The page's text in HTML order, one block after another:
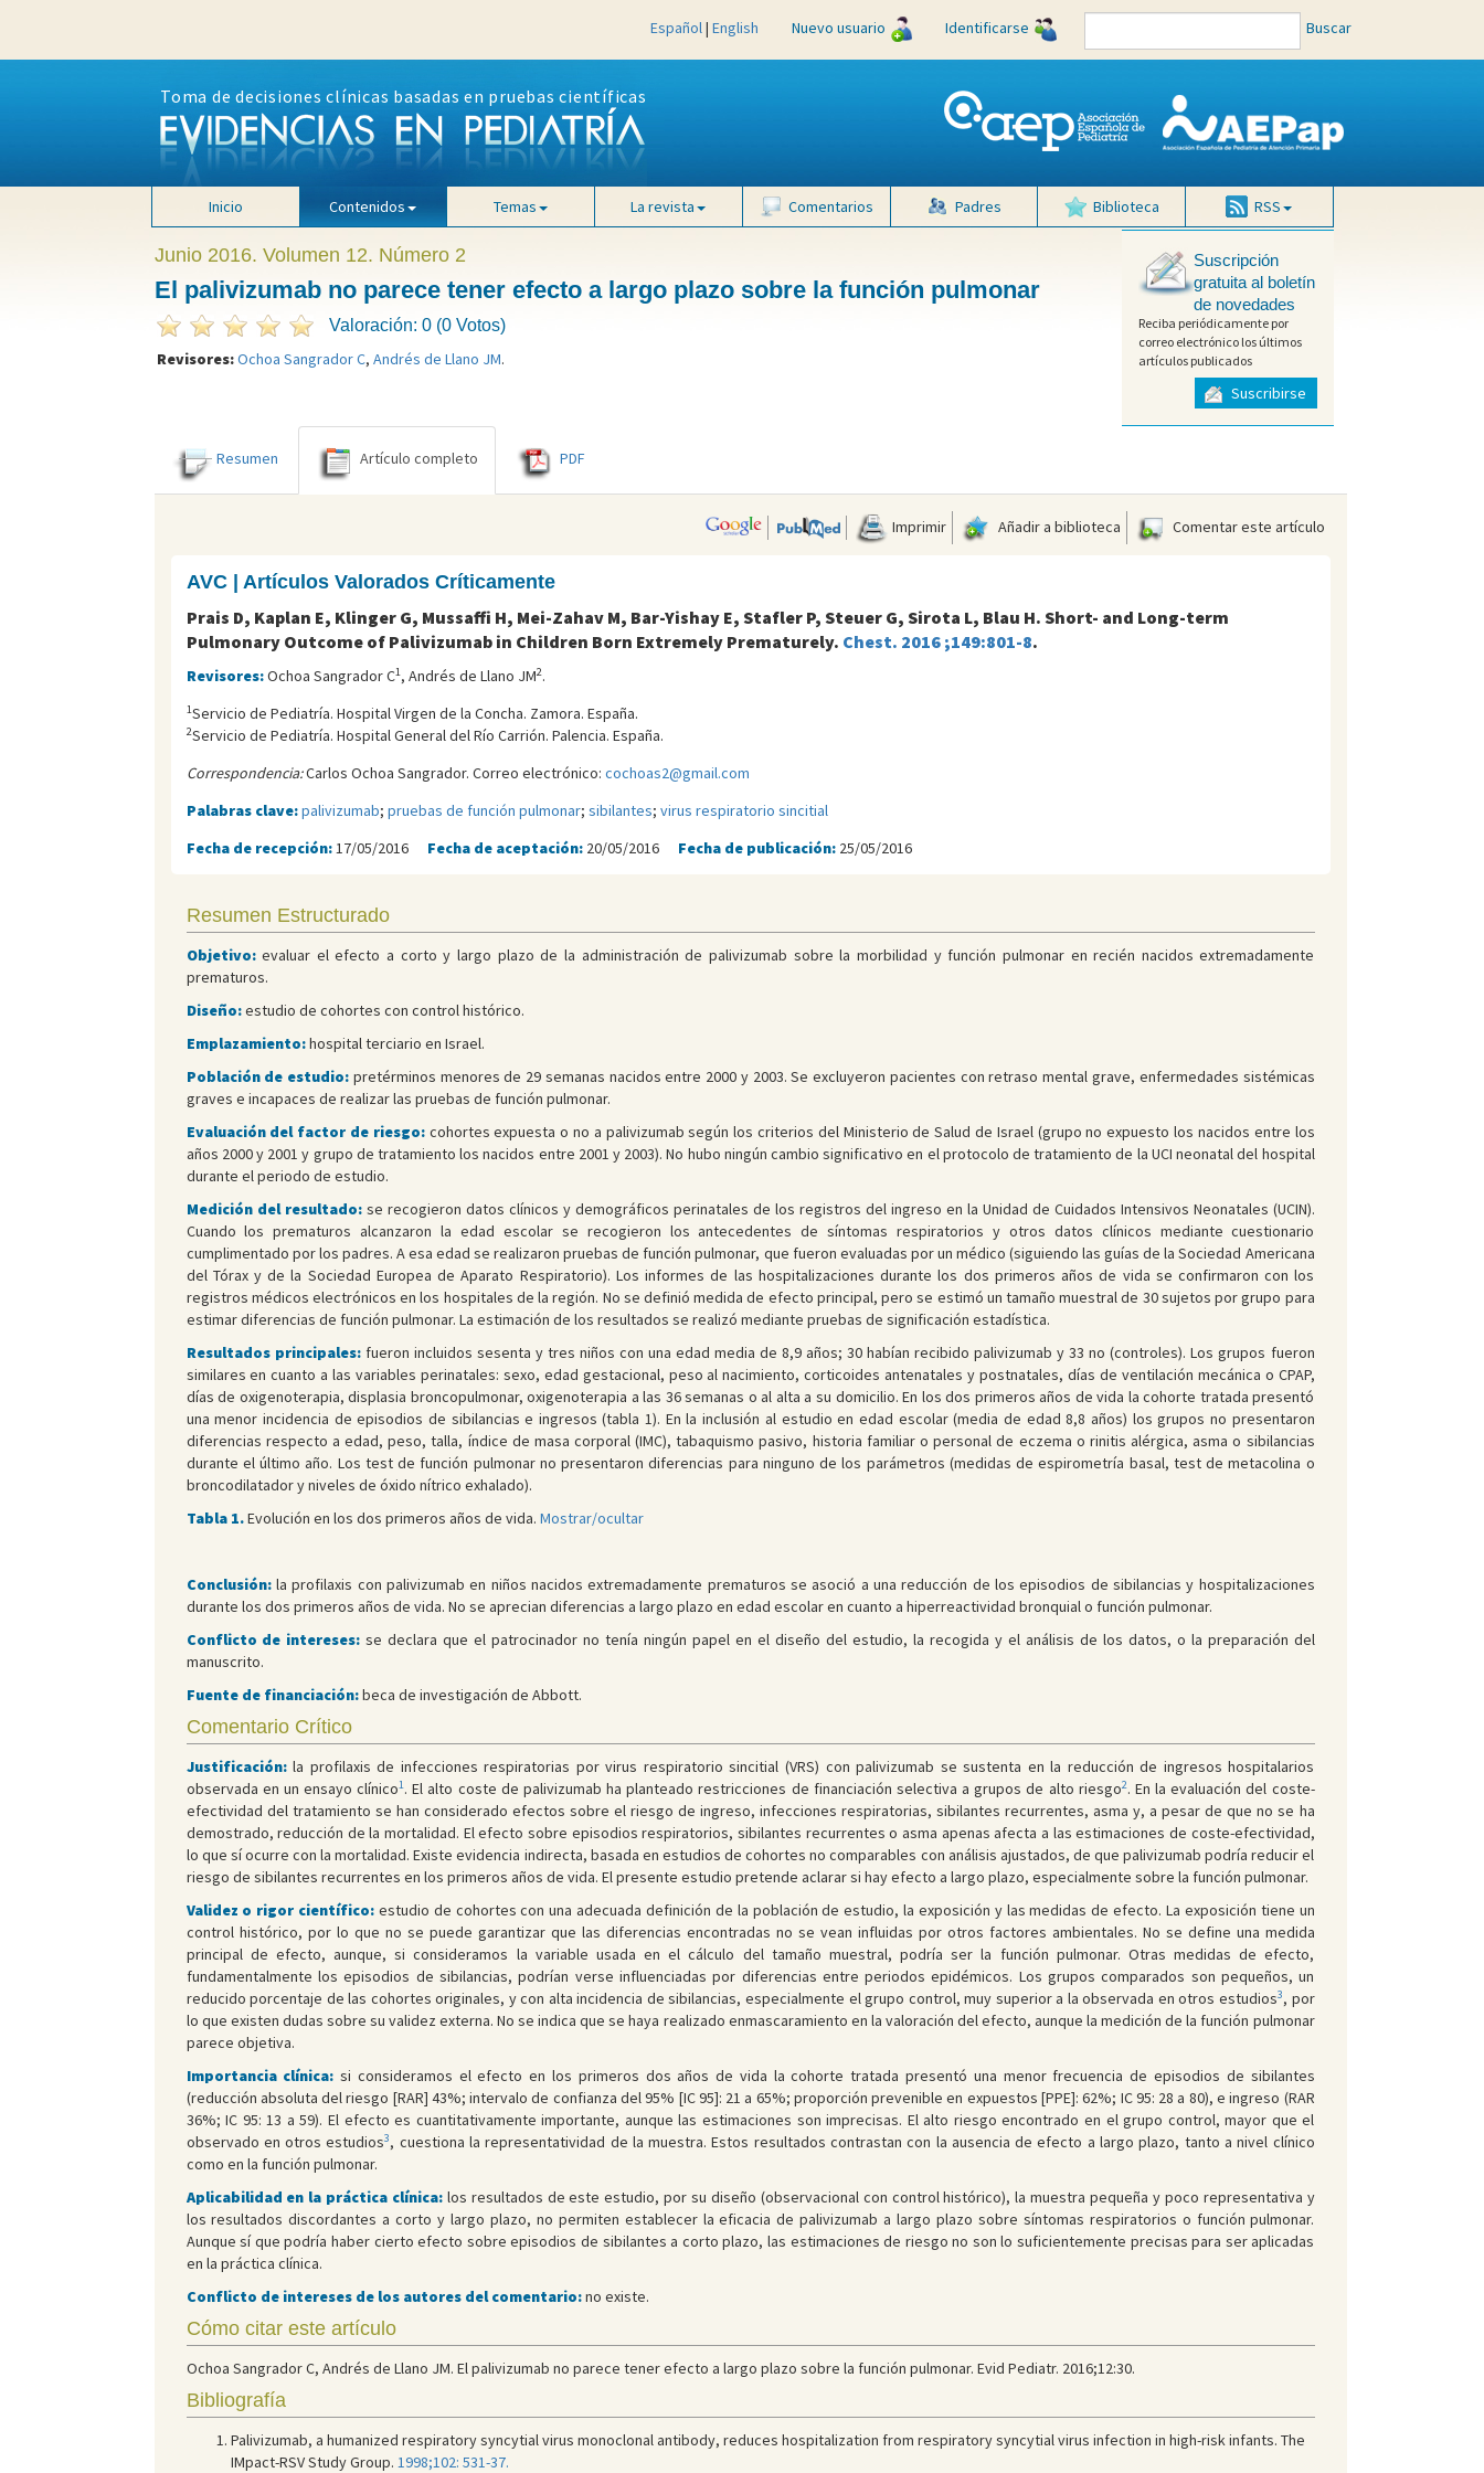
Español| English Nuevo usuario Identificarse Buscar
Toma de decisiones clínicas basadas en pruebas científicas
Inicio Contenidos Temas La revista Comentarios Padres Biblioteca RSS
Junio 2016. Volumen 12. Número 2
El palivizumab no parece tener efecto a largo plazo sobre la función pulmonar
Valoración: 0 (0 Votos)
Revisores:Ochoa Sangrador C, Andrés de Llano JM.
Suscripción
gratuita al boletín
de novedades
Reciba periódicamente por
correo electrónico los últimos
artículos publicados
Suscribirse
Resumen Artículo completo PDF
Imprimir Añadir a biblioteca Comentar este artículo
AVC | Artículos Valorados Críticamente
Prais D, Kaplan E, Klinger G, Mussaffi H, Mei-Zahav M, Bar-Yishay E, Stafler P, Steuer G, Sirota L, Blau H. Short- and Long-term
Pulmonary Outcome of Palivizumab in Children Born Extremely Prematurely. Chest. 2016 ;149:801-8.
Revisores:Ochoa Sangrador C1, Andrés de Llano JM2.
1Servicio de Pediatría. Hospital Virgen de la Concha. Zamora. España.
2Servicio de Pediatría. Hospital General del Río Carrión. Palencia. España.
Correspondencia:Carlos Ochoa Sangrador. Correo electrónico: cochoas2@gmail.com
Palabras clave:palivizumab; pruebas de función pulmonar; sibilantes; virus respiratorio sincitial
Fecha de recepción:17/05/2016 Fecha de aceptación: 20/05/2016 Fecha de publicación: 25/05/2016
Resumen Estructurado
Objetivo:evaluar el efecto a corto y largo plazo de la administración de palivizumab sobre la morbilidad y función pulmonar en recién nacidos extremadamente
prematuros.
Diseño:estudio de cohortes con control histórico.
Emplazamiento:hospital terciario en Israel.
Población de estudio: pretérminos menores de 29 semanas nacidos entre 2000 y 2003. Se excluyeron pacientes con retraso mental grave, enfermedades sistémicas
graves e incapaces de realizar las pruebas de función pulmonar.
Evaluación del factor de riesgo:cohortes expuesta o no a palivizumab según los criterios del Ministerio de Salud de Israel (grupo no expuesto los nacidos entre los
años 2000 y 2001 y grupo de tratamiento los nacidos entre 2001 y 2003). No hubo ningún cambio significativo en el protocolo de tratamiento de la UCI neonatal del hospital
durante el periodo de estudio.
Medición del resultado:se recogieron datos clínicos y demográficos perinatales de los registros del ingreso en la Unidad de Cuidados Intensivos Neonatales (UCIN).
Cuando los prematuros alcanzaron la edad escolar se recogieron los antecedentes de síntomas respiratorios y otros datos clínicos mediante cuestionario
cumplimentado por los padres. A esa edad se realizaron pruebas de función pulmonar, que fueron evaluadas por un médico (siguiendo las guías de la Sociedad Americana
del Tórax y de la Sociedad Europea de Aparato Respiratorio). Los informes de las hospitalizaciones durante los dos primeros años de vida se confirmaron con los
registros médicos electrónicos en los hospitales de la región. No se definió medida de efecto principal, pero se estimó un tamaño muestral de 30 sujetos por grupo para
estimar diferencias de función pulmonar. La estimación de los resultados se realizó mediante pruebas de significación estadística.
Resultados principales: fueron incluidos sesenta y tres niños con una edad media de 8,9 años; 30 habían recibido palivizumab y 33 no (controles). Los grupos fueron
similares en cuanto a las variables perinatales: sexo, edad gestacional, peso al nacimiento, corticoides antenatales y postnatales, días de ventilación mecánica o CPAP,
días de oxigenoterapia, displasia broncopulmonar, oxigenoterapia a las 36 semanas o al alta a su domicilio. En los dos primeros años de vida la cohorte tratada presentó
una menor incidencia de episodios de sibilancias e ingresos (tabla 1). En la inclusión al estudio en edad escolar (media de edad 8,8 años) los grupos no presentaron
diferencias respecto a edad, peso, talla, índice de masa corporal (IMC), tabaquismo pasivo, historia familiar o personal de eczema o rinitis alérgica, asma o sibilancias
durante el último año. Los test de función pulmonar no presentaron diferencias para ninguno de los parámetros (medidas de espirometría basal, test de metacolina o
broncodilatador y niveles de óxido nítrico exhalado).
Tabla 1.Evolución en los dos primeros años de vida. Mostrar/ocultar
Conclusión: la profilaxis con palivizumab en niños nacidos extremadamente prematuros se asoció a una reducción de los episodios de sibilancias y hospitalizaciones
durante los dos primeros años de vida. No se aprecian diferencias a largo plazo en edad escolar en cuanto a hiperreactividad bronquial o función pulmonar.
Conflicto de intereses:se declara que el patrocinador no tenía ningún papel en el diseño del estudio, la recogida y el análisis de los datos, o la preparación del
manuscrito.
Fuente de financiación:beca de investigación de Abbott.
Comentario Crítico
Justificación:la profilaxis de infecciones respiratorias por virus respiratorio sincitial (VRS) con palivizumab se sustenta en la reducción de ingresos hospitalarios
observada en un ensayo clínico1. El alto coste de palivizumab ha planteado restricciones de financiación selectiva a grupos de alto riesgo2. En la evaluación del coste-
efectividad del tratamiento se han considerado efectos sobre el riesgo de ingreso, infecciones respiratorias, sibilantes recurrentes, asma y, a pesar de que no se ha
demostrado, reducción de la mortalidad. El efecto sobre episodios respiratorios, sibilantes recurrentes o asma apenas afecta a las estimaciones de coste-efectividad,
lo que sí ocurre con la mortalidad. Existe evidencia indirecta, basada en estudios de cohortes no comparables con análisis ajustados, de que palivizumab podría reducir el
riesgo de sibilantes recurrentes en los primeros años de vida. El presente estudio pretende aclarar si hay efecto a largo plazo, especialmente sobre la función pulmonar.
Validez o rigor científico: estudio de cohortes con una adecuada definición de la población de estudio, la exposición y las medidas de efecto. La exposición tiene un
control histórico, por lo que no se puede garantizar que las diferencias encontradas no se vean influidas por otros factores ambientales. No se define una medida
principal de efecto, aunque, si consideramos la variable usada en el cálculo del tamaño muestral, podría ser la función pulmonar. Otras medidas de efecto,
fundamentalmente los episodios de sibilancias, podrían verse influenciadas por diferencias entre periodos epidémicos. Los grupos comparados son pequeños, un
reducido porcentaje de las cohortes originales, y con alta incidencia de sibilancias, especialmente el grupo control, muy superior a la observada en otros estudios3, por
lo que existen dudas sobre su validez externa. No se indica que se haya realizado enmascaramiento en la valoración del efecto, aunque la medición de la función pulmonar
parece objetiva.
Importancia clínica:si consideramos el efecto en los primeros dos años de vida la cohorte tratada presentó una menor frecuencia de episodios de sibilantes
(reducción absoluta del riesgo [RAR] 43%; intervalo de confianza del 95% [IC 95]: 21 a 65%; proporción prevenible en expuestos [PPE]: 62%; IC 95: 28 a 80), e ingreso (RAR
36%; IC 95: 13 a 59). El efecto es cuantitativamente importante, aunque las estimaciones son imprecisas. El alto riesgo encontrado en el grupo control, mayor que el
observado en otros estudios3, cuestiona la representatividad de la muestra. Estos resultados contrastan con la ausencia de efecto a largo plazo, tanto a nivel clínico
como en la función pulmonar.
Aplicabilidad en la práctica clínica:los resultados de este estudio, por su diseño (observacional con control histórico), la muestra pequeña y poco representativa y
los resultados discordantes a corto y largo plazo, no permiten establecer la eficacia de palivizumab a largo plazo sobre síntomas respiratorios o función pulmonar.
Aunque sí que podría haber cierto efecto sobre episodios de sibilantes a corto plazo, las estimaciones de riesgo no son lo suficientemente precisas para ser aplicadas
en la práctica clínica.
Conflicto de intereses de los autores del comentario:no existe.
Cómo citar este artículo
Ochoa Sangrador C, Andrés de Llano JM. El palivizumab no parece tener efecto a largo plazo sobre la función pulmonar. Evid Pediatr. 2016;12:30.
Bibliografía
Palivizumab, a humanized respiratory syncytial virus monoclonal antibody, reduces hospitalization from respiratory syncytial virus infection in high-risk infants. The
IMpact-RSV Study Group. 1998;102: 531-37.